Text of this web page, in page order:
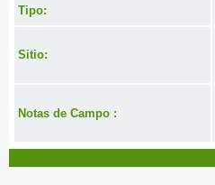
Tipo:
Sitio:
Notas de Campo :